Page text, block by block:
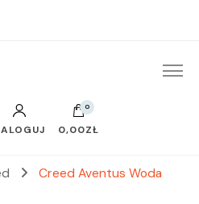
0
0,00ZŁ
Creed Aventus Woda